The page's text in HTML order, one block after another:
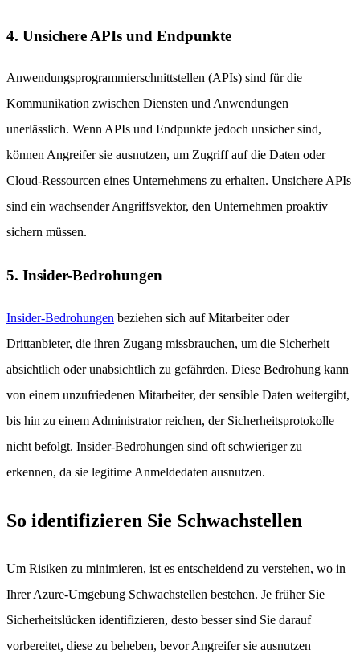
4. Unsichere APIs und Endpunkte
Anwendungsprogrammierschnittstellen (APIs) sind für die
Kommunikation zwischen Diensten und Anwendungen
unerlässlich. Wenn APIs und Endpunkte jedoch unsicher sind,
können Angreifer sie ausnutzen, um Zugriff auf die Daten oder
Cloud-Ressourcen eines Unternehmens zu erhalten. Unsichere APIs
sind ein wachsender Angriffsvektor, den Unternehmen proaktiv
sichern müssen.
5. Insider-Bedrohungen
Insider-Bedrohungen beziehen sich auf Mitarbeiter oder
Drittanbieter, die ihren Zugang missbrauchen, um die Sicherheit
absichtlich oder unabsichtlich zu gefährden. Diese Bedrohung kann
von einem unzufriedenen Mitarbeiter, der sensible Daten weitergibt,
bis hin zu einem Administrator reichen, der Sicherheitsprotokolle
nicht befolgt. Insider-Bedrohungen sind oft schwieriger zu
erkennen, da sie legitime Anmeldedaten ausnutzen.
So identifizieren Sie Schwachstellen
Um Risiken zu minimieren, ist es entscheidend zu verstehen, wo in
Ihrer Azure-Umgebung Schwachstellen bestehen. Je früher Sie
Sicherheitslücken identifizieren, desto besser sind Sie darauf
vorbereitet, diese zu beheben, bevor Angreifer sie ausnutzen